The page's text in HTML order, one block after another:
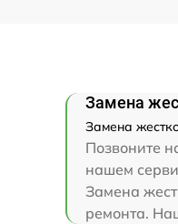
Замена
Замена
Замена
Позвоните
нашем
Замена
ремонта.